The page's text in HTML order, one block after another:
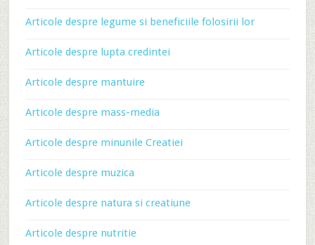
Articole despre legume si beneficiile folosirii lor
Articole despre lupta credintei
Articole despre mantuire
Articole despre mass-media
Articole despre minunile Creatiei
Articole despre muzica
Articole despre natura si creatiune
Articole despre nutritie